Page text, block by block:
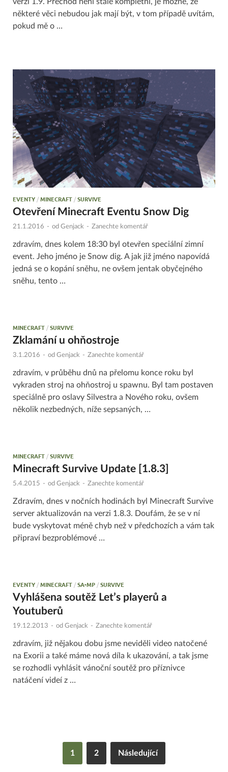
některé věci nebudou jak mají být, v tom případě uvítám,
pokud mě o …
EVENTY/MINECRAFT/SURVIVE
Otevření Minecraft Eventu Snow Dig
21.1.2016 - od Genjack - Zanechte komentář
zdravím, dnes kolem 18:30 byl otevřen speciální zimní
event. Jeho jméno je Snow dig. A jak již jméno napovídá
jedná se o kopání sněhu, ne ovšem jentak obyčejného
sněhu, tento …
MINECRAFT/SURVIVE
Zklamání u ohňostroje
3.1.2016 - od Genjack - Zanechte komentář
zdravím, v průběhu dnů na přelomu konce roku byl
vykraden stroj na ohňostroj u spawnu. Byl tam postaven
speciálně pro oslavy Silvestra a Nového roku, ovšem
několik nezbedných, níže sepsaných, …
MINECRAFT/SURVIVE
Minecraft Survive Update [1.8.3]
5.4.2015 - od Genjack - Zanechte komentář
Zdravím, dnes v nočních hodinách byl Minecraft Survive
server aktualizován na verzi 1.8.3. Doufám, že se v ní
bude vyskytovat méně chyb než v předchozích a vám tak
připraví bezproblémové …
EVENTY/MINECRAFT/SA-MP/SURVIVE
Vyhlášena soutěž Let’s playerů a
Youtuberů
19.12.2013 - od Genjack - Zanechte komentář
zdravím, již nějakou dobu jsme neviděli video natočené
na Exorii a také máme nová díla k ukazování, a tak jsme
se rozhodli vyhlásit vánoční soutěž pro příznivce
natáčení videí z …
1 2 Následující